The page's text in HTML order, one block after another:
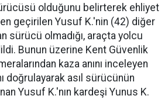
olduğunu belirterek ehliyet
geçirilen Yusuf K.'nin (42) diğer
sürücü olmadığı, araçta yolcu
Bunun üzerine Kent Güvenlik
kaza anını inceleyen
doğrulayarak asıl sürücünün
Yusuf K.'nın kardeşi Yunus K.